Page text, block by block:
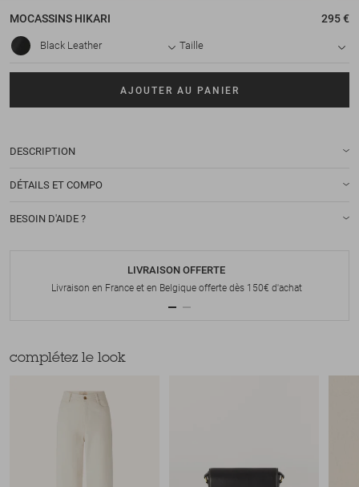
MOCASSINS HIKARI 295 €
Black Leather Taille
AJOUTER AU PANIER
DESCRIPTION
DÉTAILS ET COMPO
BESOIN D'AIDE ?
LIVRAISON OFFERTE
Livraison en France et en Belgique offerte dès 150€ d'achat
complétez le look